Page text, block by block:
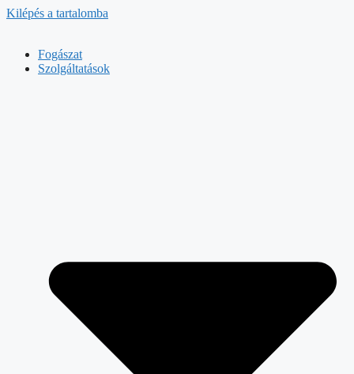
Kilépés a tartalomba
Fogászat
Szolgáltatások